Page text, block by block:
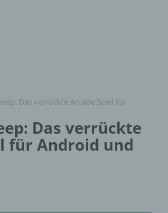
Das verrückte Arcade Spiel für
Das verrückte
für Android und